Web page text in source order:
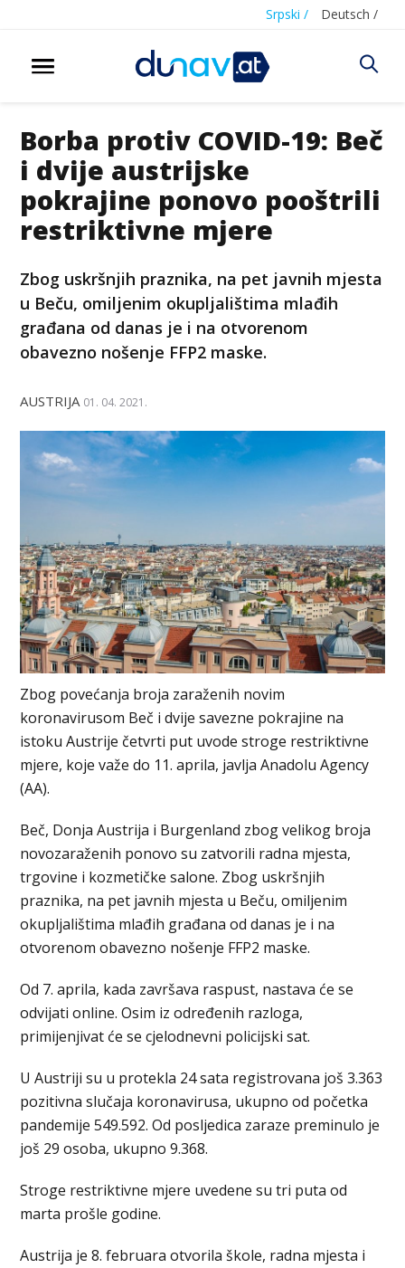
Srpski / Deutsch /
Borba protiv COVID-19: Beč
i dvije austrijske
pokrajine ponovo pooštrili
restriktivne mjere
Zbog uskršnjih praznika, na pet javnih mjesta
u Beču, omiljenim okupljalištima mlađih
građana od danas je i na otvorenom
obavezno nošenje FFP2 maske.
AUSTRIJA 01. 04. 2021.
Zbog povećanja broja zaraženih novim
koronavirusom Beč i dvije savezne pokrajine na
istoku Austrije četvrti put uvode stroge restriktivne
mjere, koje važe do 11. aprila, javlja Anadolu Agency
(AA).
Beč, Donja Austrija i Burgenland zbog velikog broja
novozaraženih ponovo su zatvorili radna mjesta,
trgovine i kozmetičke salone. Zbog uskršnjih
praznika, na pet javnih mjesta u Beču, omiljenim
okupljalištima mlađih građana od danas je i na
otvorenom obavezno nošenje FFP2 maske.
Od 7. aprila, kada završava raspust, nastava će se
odvijati online. Osim iz određenih razloga,
primijenjivat će se cjelodnevni policijski sat.
U Austriji su u protekla 24 sata registrovana još 3.363
pozitivna slučaja koronavirusa, ukupno od početka
pandemije 549.592. Od posljedica zaraze preminulo je
još 29 osoba, ukupno 9.368.
Stroge restriktivne mjere uvedene su tri puta od
marta prošle godine.
Austrija je 8. februara otvorila škole, radna mjesta i